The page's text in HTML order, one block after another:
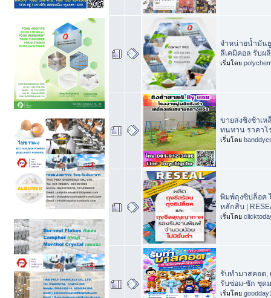
จำหน่ายน้ำมัน
ลีเคมิคอล รับผ
เริ่มโดย
ขายส่งชิงช้าเห
ทนทาน ราคาโ
เริ่มโดย
พิมพ์ถุงซิปล็อค
หลักสิบ |
เริ่มโดย
รับทำมาสคอต,
รับซ่อม-ซัก ชุด
เริ่มโดย